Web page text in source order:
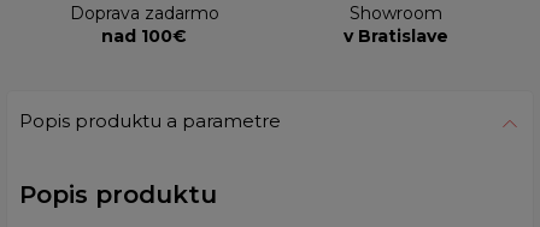
Doprava zadarmo
nad 100€
Showroom
v Bratislave
Popis produktu a parametre
Popis produktu